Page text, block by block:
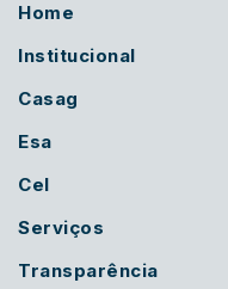
Home
Institucional
Casag
Esa
Cel
Serviços
Transparência